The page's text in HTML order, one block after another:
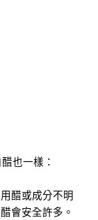
也一樣：
醋或成分不明
會安全許多。